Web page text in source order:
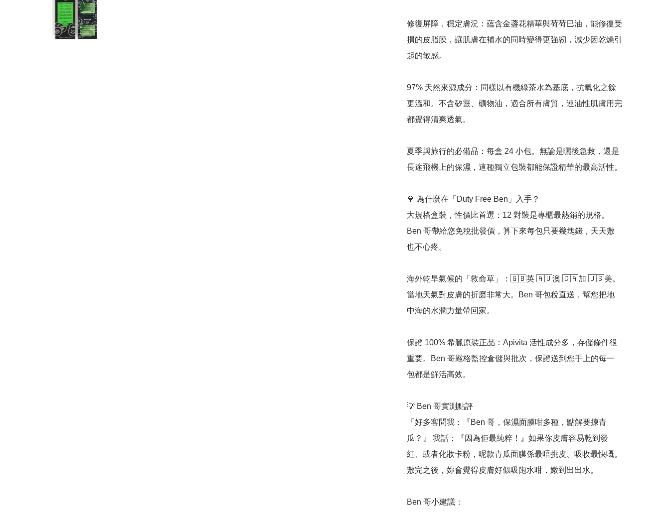
修復屏障，穩定膚況：蘊含金盞花精華與荷荷巴油，能修復受
損的皮脂膜，讓肌膚在補水的同時變得更強韌，減少因乾燥引
起的敏感。
97% 天然來源成分：同樣以有機綠茶水為基底，抗氧化之餘
更溫和。不含矽靈、礦物油，適合所有膚質，連油性肌膚用完
都覺得清爽透氣。
夏季與旅行的必備品：每盒 24 小包。無論是曬後急救，還是
長途飛機上的保濕，這種獨立包裝都能保證精華的最高活性。
💎 為什麼在「Duty Free Ben」入手？
大規格盒裝，性價比首選：12 對裝是專櫃最熱銷的規格。
Ben 哥帶給您免稅批發價，算下來每包只要幾塊錢，天天敷
也不心疼。
海外乾旱氣候的「救命草」：🇬🇧英 🇦🇺澳 🇨🇦加 🇺🇸美。
當地天氣對皮膚的折磨非常大。Ben 哥包稅直送，幫您把地
中海的水潤力量帶回家。
保證 100% 希臘原裝正品：Apivita 活性成分多，存儲條件很
重要。Ben 哥嚴格監控倉儲與批次，保證送到您手上的每一
包都是鮮活高效。
💡 Ben 哥實測點評
「好多客問我：『Ben 哥，保濕面膜咁多種，點解要揀青
瓜？』 我話：『因為佢最純粹！』如果你皮膚容易乾到發
紅、或者化妝卡粉，呢款青瓜面膜係最唔挑皮、吸收最快嘅。
敷完之後，妳會覺得皮膚好似吸飽水咁，嫩到出出水。
Ben 哥小建議：